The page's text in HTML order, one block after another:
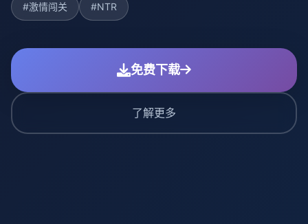
#激情闯关 #NTR
免费下载
了解更多